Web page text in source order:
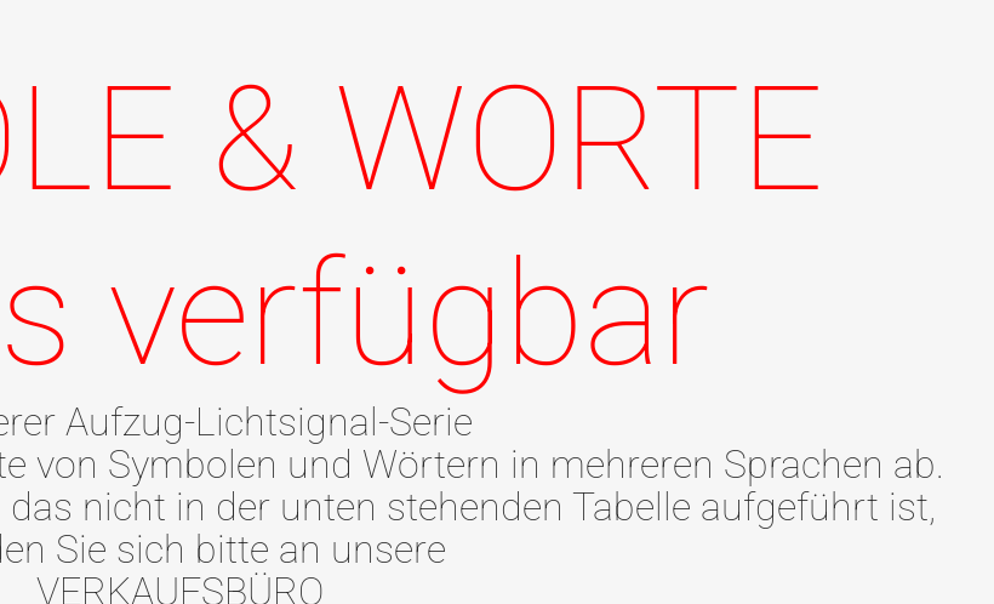
& WORTE
verfügbar
Aufzug-Lichtsignal-Serie
von Symbolen und Wörtern in mehreren Sprachen ab.
nicht in der unten stehenden Tabelle aufgeführt ist,
Sie sich bitte an unsere
VERKAUFSBÜRO